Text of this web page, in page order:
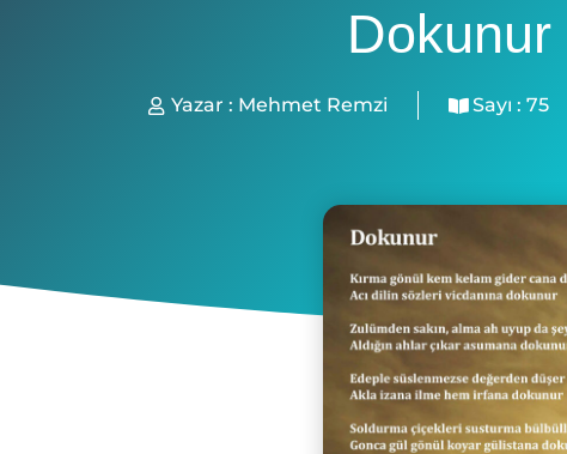
Dokunur
Yazar : Mehmet Remzi Sayı : 75